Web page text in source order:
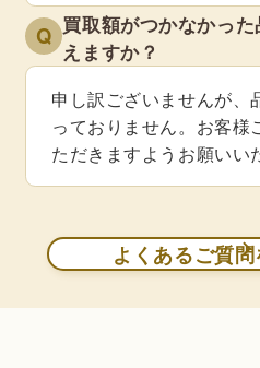
Q 買取額がつかなかっ
えますか？
申し訳ございませんが、
っておりません。お客様
ただきますようお願いい
よくあるご質